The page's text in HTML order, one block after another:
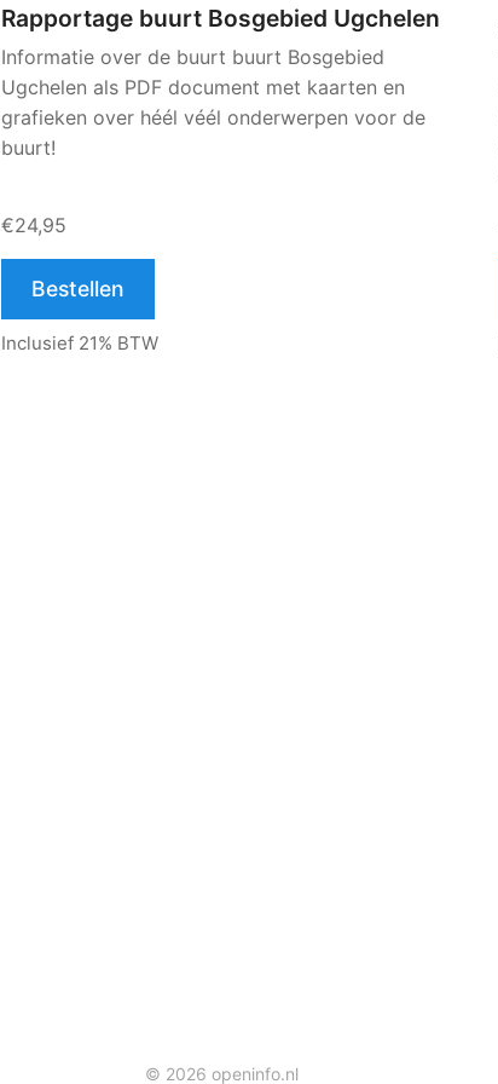
Rapportage buurt Bosgebied Ugchelen
Informatie over de buurt buurt Bosgebied
Ugchelen als PDF document met kaarten en
grafieken over héél véél onderwerpen voor de
buurt!
€24,95
Bestellen
Inclusief 21% BTW
© 2026 openinfo.nl